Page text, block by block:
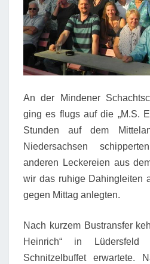
An der Mindener
ging es flugs auf die „M.S.
Stunden auf dem
Niedersachsen
anderen Leckereien aus
wir das ruhige Dahingleiten
gegen Mittag anlegten.
Nach kurzem Bustransfer
Heinrich“ in
Schnitzelbuffet erwartete.